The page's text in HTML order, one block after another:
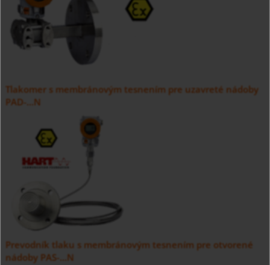
Tlakomer s membránovým tesnením pre uzavreté nádoby
PAD-...N
Prevodník tlaku s membránovým tesnením pre otvorené
nádoby PAS-...N